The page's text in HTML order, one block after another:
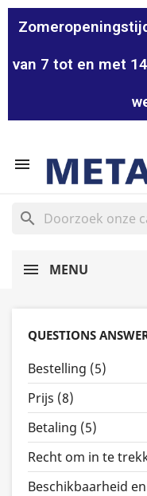
van 7 tot en met

search
MENU
QUESTIONS
Bestelling (5)
Prijs (8)
Betaling (5)
Recht om in te
Beschikbaarheid